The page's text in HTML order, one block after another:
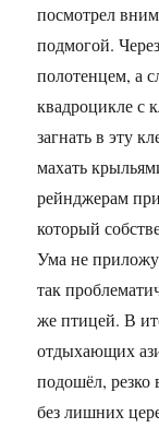
посмотрел
подмогой.
полотенцем, а
квадроцикле с
загнать в эту
махать
рейнджерам
который
Ума не
так
же птицей. В
отдыхающих
подошёл, резко
без лишних